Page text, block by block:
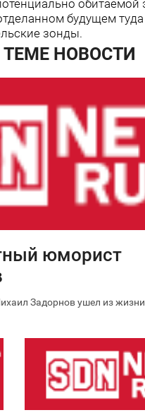
будущем
зонды.
НОВОСТИ
юморист
Задорнов ушел из
11:36